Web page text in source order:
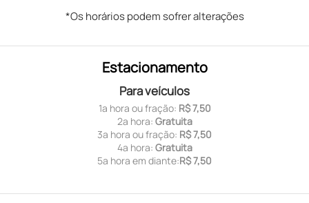
*Os horários podem sofrer alterações
Estacionamento
Para veículos
1ª hora ou fração: R$ 7,50
2ª hora: Gratuita
3ª hora ou fração: R$ 7,50
4ª hora: Gratuita
5ª hora em diante:R$ 7,50